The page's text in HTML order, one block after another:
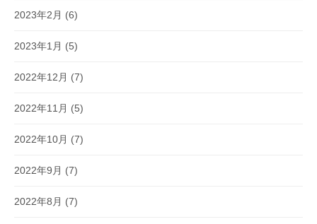
2023年2月 (6)
2023年1月 (5)
2022年12月 (7)
2022年11月 (5)
2022年10月 (7)
2022年9月 (7)
2022年8月 (7)